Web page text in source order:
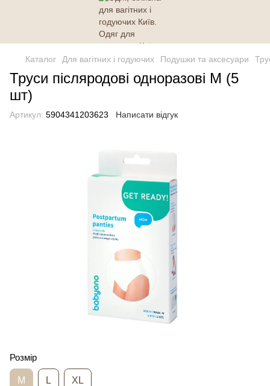
Каталог Для вагітних і годуючих Подушки та аксесуари
Труси післяродові одноразові M (5
шт)
Артикул: 5904341203623 Написати відгук
Розмір
M L XL